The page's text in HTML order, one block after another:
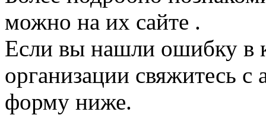
можно на их сайте .
Если вы нашли ошибку в
организации свяжитесь
форму ниже.